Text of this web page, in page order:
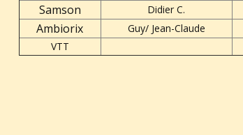
Samson Didier C.
Ambiorix Guy/ Jean-Claude
VTT